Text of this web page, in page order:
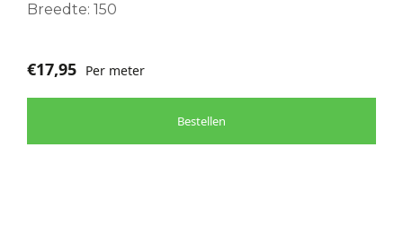
Breedte: 150
€17,95 Per meter
Bestellen